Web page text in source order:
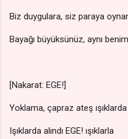
Biz duygulara, siz paraya
Bayağı büyüksünüz, aynı
[Nakarat: EGE!]
Yoklama, çapraz ateş ışıklarda
Işıklarda alındı EGE! ışıklarla